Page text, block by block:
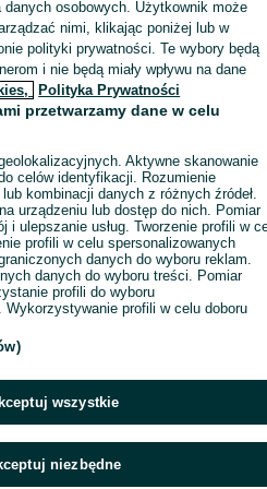
Wyświetlenia:
osobowych. Użytkownik może
nimi, klikając poniżej lub w
polityki prywatności. Te wybory będą
i nie będą miały wpływu na dane
Polityka Prywatności
przetwarzamy dane w celu
Aktywne skanowanie
celów identyfikacji. Rozumienie
kombinacji danych z różnych źródeł.
urządzeniu lub dostęp do nich. Pomiar
i ulepszanie usług. Tworzenie profili w
profili w celu spersonalizowanych
danych do wyboru reklam.
danych do wyboru treści. Pomiar
profili do wyboru
profili w celu doboru
wszystkie
niezbędne